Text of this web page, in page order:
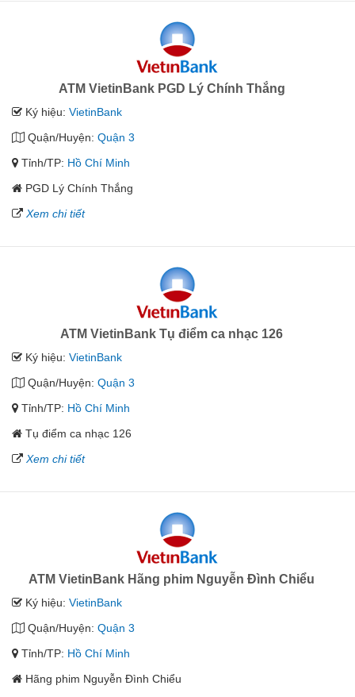
ATM VietinBank PGD Lý Chính Thắng
Ký hiệu: VietinBank
Quận/Huyện: Quận 3
Tỉnh/TP: Hồ Chí Minh
PGD Lý Chính Thắng
Xem chi tiết
ATM VietinBank Tụ điểm ca nhạc 126
Ký hiệu: VietinBank
Quận/Huyện: Quận 3
Tỉnh/TP: Hồ Chí Minh
Tụ điểm ca nhạc 126
Xem chi tiết
ATM VietinBank Hãng phim Nguyễn Đình Chiểu
Ký hiệu: VietinBank
Quận/Huyện: Quận 3
Tỉnh/TP: Hồ Chí Minh
Hãng phim Nguyễn Đình Chiểu